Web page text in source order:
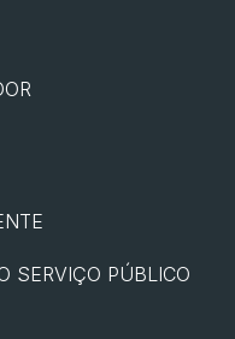
SERVIÇO PÚBLICO